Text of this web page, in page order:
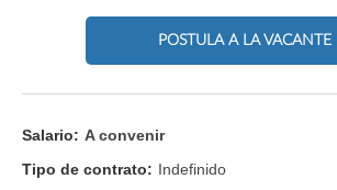
POSTULA A LA VACANTE
Salario: A convenir
Tipo de contrato: Indefinido